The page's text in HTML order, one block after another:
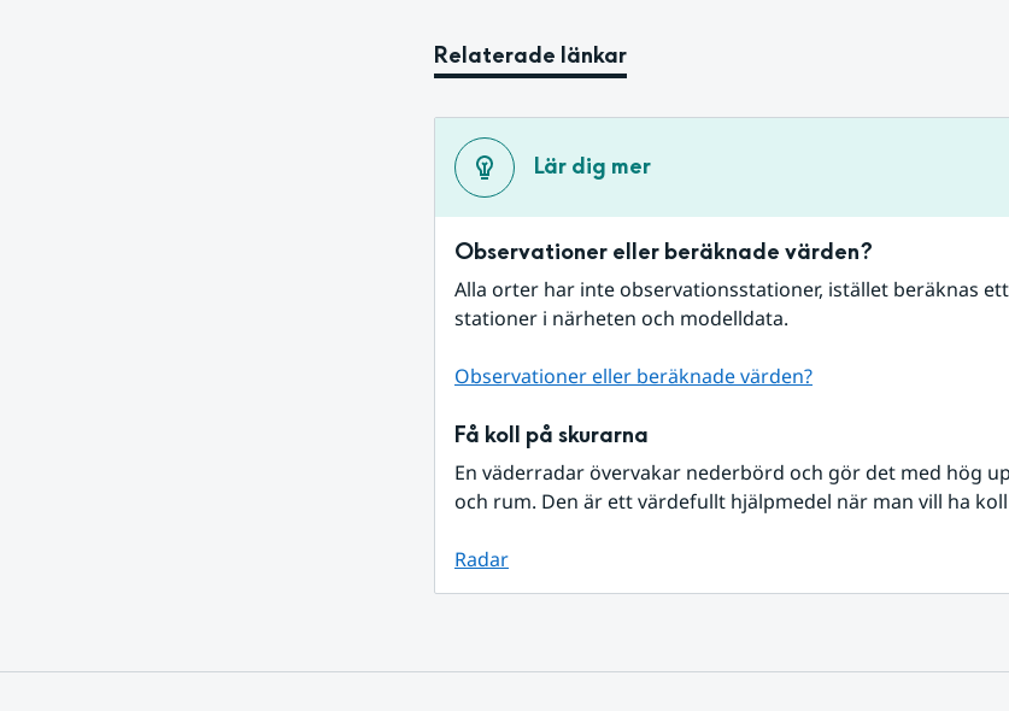
Relaterade länkar
Lär dig mer
Observationer eller beräknade värden?
Alla orter har inte observationsstationer, istället beräknas
stationer i närheten och modelldata.
Observationer eller beräknade värden?
Få koll på skurarna
En väderradar övervakar nederbörd och gör det med hög
och rum. Den är ett värdefullt hjälpmedel när man vill ha
Radar